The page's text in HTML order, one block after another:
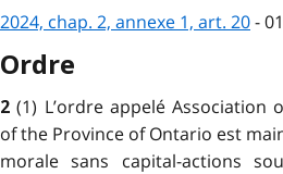
2024, chap. 2, annexe 1, art. 20-
Ordre
2(1) L’ordre appelé Association
of the Province of Ontario est
morale sans capital-actions